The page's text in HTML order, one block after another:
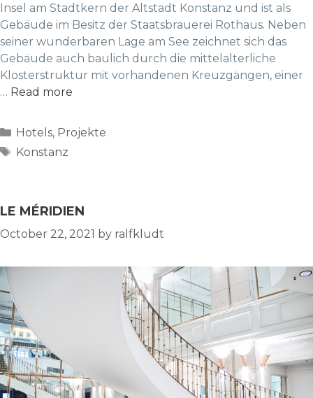
Insel am Stadtkern der Altstadt Konstanz und ist als
Gebäude im Besitz der Staatsbrauerei Rothaus. Neben
seiner wunderbaren Lage am See zeichnet sich das
Gebäude auch baulich durch die mittelalterliche
Klosterstruktur mit vorhandenen Kreuzgängen, einer
… Read more
Categories
Hotels, Projekte
Tags
Konstanz
LE MÉRIDIEN
October 22, 2021 by ralfkludt